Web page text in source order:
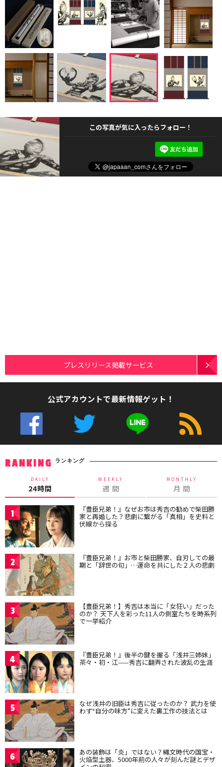
この写真が気に入ったらフォロー！
プレスリリース掲載サービス
公式アカウントで最新情報ゲット！
RANKING ランキング
DAILY
24時間
WEEKLY
週 間
MONTHLY
月 間
1 『豊臣兄弟！』なぜお市は秀吉の勧めで柴田勝
家と再婚した？悲劇に繋がる「真相」を史料と
伏線から探る
2 『豊臣兄弟！』お市と柴田勝家、自刃しての最
期と「辞世の句」…運命を共にした２人の悲劇
3 【豊臣兄弟！】秀吉は本当に「女狂い」だった
のか？ 天下人を彩った11人の側室たちを時系列
で一挙紹介
4 『豊臣兄弟！』後半の鍵を握る「浅井三姉妹」
茶々・初・江——秀吉に翻弄された波乱の生涯
5 なぜ浅井の旧臣は秀吉に従ったのか？ 武力を使
わず“自分の味方”に変えた裏工作の技法とは
6 あの装飾は「炎」ではない？縄文時代の国宝・
火焔型土器、5000年前の人々が刻んだ謎とデザ